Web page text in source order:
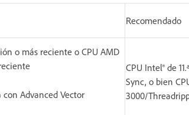
Recomendado
o más reciente o CPU AMD
Advanced Vector
CPU Intel® de
Sync, o bien
3000/